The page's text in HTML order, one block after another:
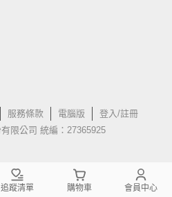
服務條款 電腦版
登入/註冊
限公司 統編：27365925
追蹤清單 購物車 會員中心